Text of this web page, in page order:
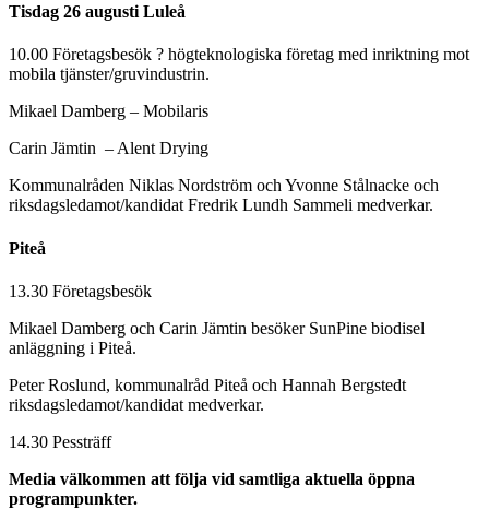
Tisdag 26 augusti Luleå
10.00 Företagsbesök ? högteknologiska företag med inriktning mot
mobila tjänster/gruvindustrin.
Mikael Damberg – Mobilaris
Carin Jämtin – Alent Drying
Kommunalråden Niklas Nordström och Yvonne Stålnacke och
riksdagsledamot/kandidat Fredrik Lundh Sammeli medverkar.
Piteå
13.30 Företagsbesök
Mikael Damberg och Carin Jämtin besöker SunPine biodisel
anläggning i Piteå.
Peter Roslund, kommunalråd Piteå och Hannah Bergstedt
riksdagsledamot/kandidat medverkar.
14.30 Pessträff
Media välkommen att följa vid samtliga aktuella öppna
programpunkter.